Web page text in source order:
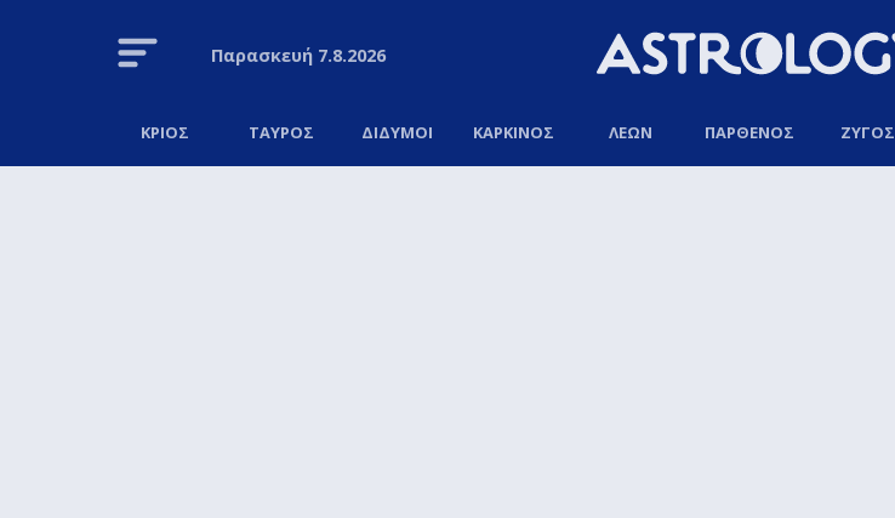
Παρασκευή7.8.2026
ΚΡΙΟΣ ΤΑΥΡΟΣ ΔΙΔΥΜΟΙ ΚΑΡΚΙΝΟΣ ΛΕΩΝ ΠΑΡΘΕΝΟΣ ΖΥΓΟΣ